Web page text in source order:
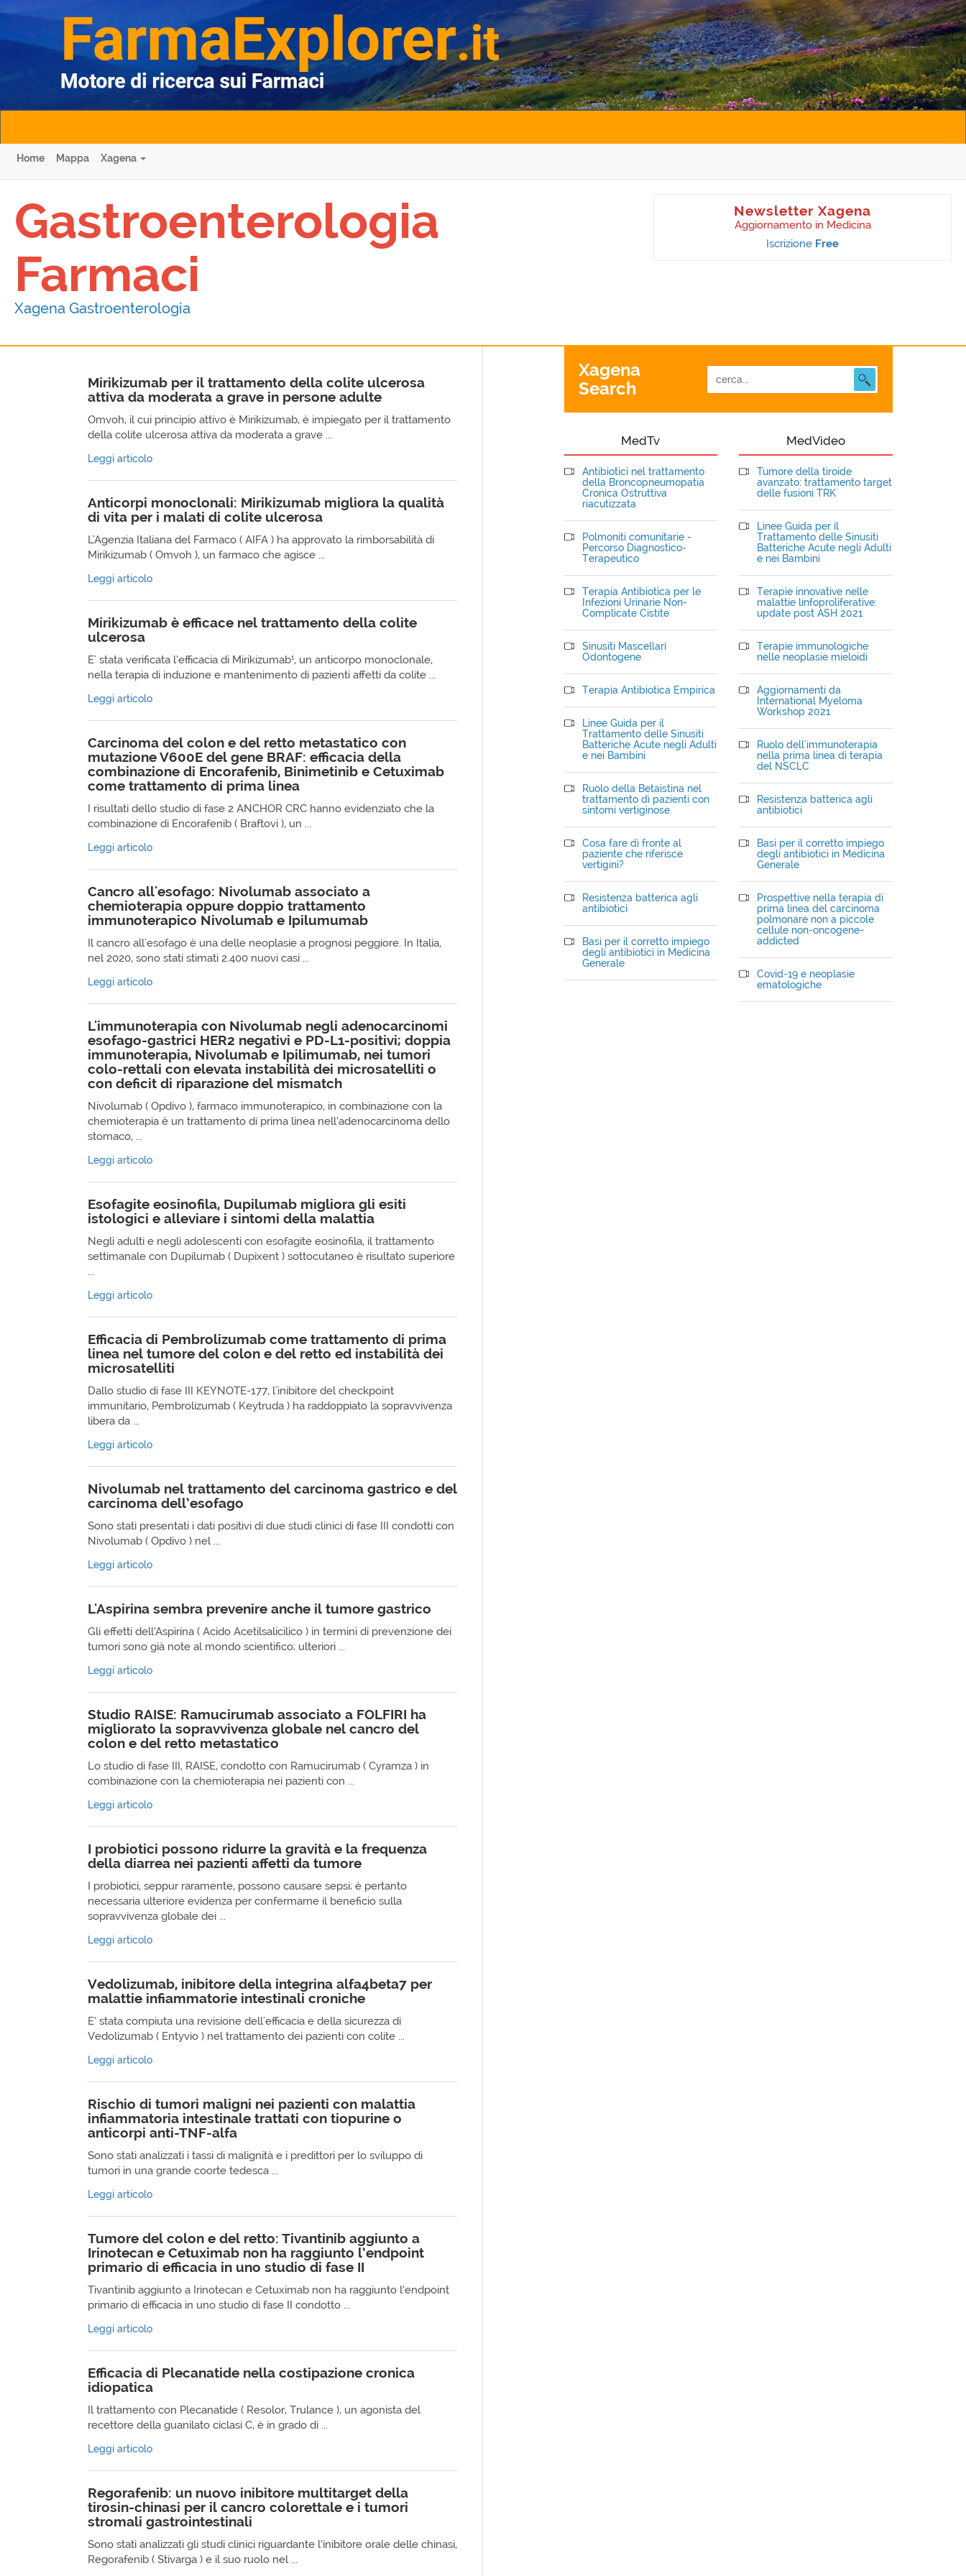
Home Mappa Xagena
Gastroenterologia
Farmaci
Xagena Gastroenterologia
Newsletter Xagena
Aggiornamento in Medicina
Iscrizione Free
Mirikizumab per il trattamento della colite ulcerosa
attiva da moderata a grave in persone adulte
Omvoh, il cui principio attivo è Mirikizumab, è impiegato per il trattamento
della colite ulcerosa attiva da moderata a grave ...
Leggi articolo
Anticorpi monoclonali: Mirikizumab migliora la qualità
di vita per i malati di colite ulcerosa
L'Agenzia Italiana del Farmaco ( AIFA ) ha approvato la rimborsabilità di
Mirikizumab ( Omvoh ), un farmaco che agisce ...
Leggi articolo
Mirikizumab è efficace nel trattamento della colite
ulcerosa
E' stata verificata l’efficacia di Mirikizumab¹, un anticorpo monoclonale,
nella terapia di induzione e mantenimento di pazienti affetti da colite ...
Leggi articolo
Carcinoma del colon e del retto metastatico con
mutazione V600E del gene BRAF: efficacia della
combinazione di Encorafenib, Binimetinib e Cetuximab
come trattamento di prima linea
I risultati dello studio di fase 2 ANCHOR CRC hanno evidenziato che la
combinazione di Encorafenib ( Braftovi ), un ...
Leggi articolo
Cancro all'esofago: Nivolumab associato a
chemioterapia oppure doppio trattamento
immunoterapico Nivolumab e Ipilumumab
Il cancro all'esofago è una delle neoplasie a prognosi peggiore. In Italia,
nel 2020, sono stati stimati 2.400 nuovi casi ...
Leggi articolo
L'immunoterapia con Nivolumab negli adenocarcinomi
esofago-gastrici HER2 negativi e PD-L1-positivi; doppia
immunoterapia, Nivolumab e Ipilimumab, nei tumori
colo-rettali con elevata instabilità dei microsatelliti o
con deficit di riparazione del mismatch
Nivolumab ( Opdivo ), farmaco immunoterapico, in combinazione con la
chemioterapia è un trattamento di prima linea nell’adenocarcinoma dello
stomaco, ...
Leggi articolo
Esofagite eosinofila, Dupilumab migliora gli esiti
istologici e alleviare i sintomi della malattia
Negli adulti e negli adolescenti con esofagite eosinofila, il trattamento
settimanale con Dupilumab ( Dupixent ) sottocutaneo è risultato superiore
...
Leggi articolo
Efficacia di Pembrolizumab come trattamento di prima
linea nel tumore del colon e del retto ed instabilità dei
microsatelliti
Dallo studio di fase III KEYNOTE-177, l'inibitore del checkpoint
immunitario, Pembrolizumab ( Keytruda ) ha raddoppiato la sopravvivenza
libera da ...
Leggi articolo
Nivolumab nel trattamento del carcinoma gastrico e del
carcinoma dell’esofago
Sono stati presentati i dati positivi di due studi clinici di fase III condotti con
Nivolumab ( Opdivo ) nel ...
Leggi articolo
L'Aspirina sembra prevenire anche il tumore gastrico
Gli effetti dell’Aspirina ( Acido Acetilsalicilico ) in termini di prevenzione dei
tumori sono già note al mondo scientifico; ulteriori ...
Leggi articolo
Studio RAISE: Ramucirumab associato a FOLFIRI ha
migliorato la sopravvivenza globale nel cancro del
colon e del retto metastatico
Lo studio di fase III, RAISE, condotto con Ramucirumab ( Cyramza ) in
combinazione con la chemioterapia nei pazienti con ...
Leggi articolo
I probiotici possono ridurre la gravità e la frequenza
della diarrea nei pazienti affetti da tumore
I probiotici, seppur raramente, possono causare sepsi; è pertanto
necessaria ulteriore evidenza per confermarne il beneficio sulla
sopravvivenza globale dei ...
Leggi articolo
Vedolizumab, inibitore della integrina alfa4beta7 per
malattie infiammatorie intestinali croniche
E’ stata compiuta una revisione dell'efficacia e della sicurezza di
Vedolizumab ( Entyvio ) nel trattamento dei pazienti con colite ...
Leggi articolo
Rischio di tumori maligni nei pazienti con malattia
infiammatoria intestinale trattati con tiopurine o
anticorpi anti-TNF-alfa
Sono stati analizzati i tassi di malignità e i predittori per lo sviluppo di
tumori in una grande coorte tedesca ...
Leggi articolo
Tumore del colon e del retto: Tivantinib aggiunto a
Irinotecan e Cetuximab non ha raggiunto l’endpoint
primario di efficacia in uno studio di fase II
Tivantinib aggiunto a Irinotecan e Cetuximab non ha raggiunto l’endpoint
primario di efficacia in uno studio di fase II condotto ...
Leggi articolo
Efficacia di Plecanatide nella costipazione cronica
idiopatica
Il trattamento con Plecanatide ( Resolor, Trulance ), un agonista del
recettore della guanilato ciclasi C, è in grado di ...
Leggi articolo
Regorafenib: un nuovo inibitore multitarget della
tirosin-chinasi per il cancro colorettale e i tumori
stromali gastrointestinali
Sono stati analizzati gli studi clinici riguardante l’inibitore orale delle chinasi,
Regorafenib ( Stivarga ) e il suo ruolo nel ...
Xagena
Search
MedTv
Antibiotici nel trattamento
della Broncopneumopatia
Cronica Ostruttiva
riacutizzata
Polmoniti comunitarie -
Percorso Diagnostico-
Terapeutico
Terapia Antibiotica per le
Infezioni Urinarie Non-
Complicate Cistite
Sinusiti Mascellari
Odontogene
Terapia Antibiotica Empirica
Linee Guida per il
Trattamento delle Sinusiti
Batteriche Acute negli Adulti
e nei Bambini
Ruolo della Betaistina nel
trattamento di pazienti con
sintomi vertiginose
Cosa fare di fronte al
paziente che riferisce
vertigini?
Resistenza batterica agli
antibiotici
Basi per il corretto impiego
degli antibiotici in Medicina
Generale
MedVideo
Tumore della tiroide
avanzato: trattamento target
delle fusioni TRK
Linee Guida per il
Trattamento delle Sinusiti
Batteriche Acute negli Adulti
e nei Bambini
Terapie innovative nelle
malattie linfoproliferative:
update post ASH 2021
Terapie immunologiche
nelle neoplasie mieloidi
Aggiornamenti da
International Myeloma
Workshop 2021
Ruolo dell'immunoterapia
nella prima linea di terapia
del NSCLC
Resistenza batterica agli
antibiotici
Basi per il corretto impiego
degli antibiotici in Medicina
Generale
Prospettive nella terapia di
prima linea del carcinoma
polmonare non a piccole
cellule non-oncogene-
addicted
Covid-19 e neoplasie
ematologiche